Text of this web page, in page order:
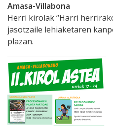
Amasa-Villabona
Herri kirolak “Harri
jasotzaile lehiaketaren
plazan.